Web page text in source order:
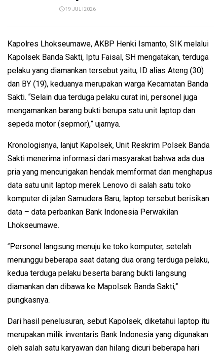
19 JULI 2026
Kapolres Lhokseumawe, AKBP Henki Ismanto, SIK melalui
Kapolsek Banda Sakti, Iptu Faisal, SH mengatakan, terduga
pelaku yang diamankan tersebut yaitu, ID alias Ateng (30)
dan BY (19), keduanya merupakan warga Kecamatan Banda
Sakti. “Selain dua terduga pelaku curat ini, personel juga
mengamankan barang bukti berupa satu unit laptop dan
sepeda motor (sepmor),” ujarnya.
Kronologisnya, lanjut Kapolsek, Unit Reskrim Polsek Banda
Sakti menerima informasi dari masyarakat bahwa ada dua
pria yang mencurigakan hendak memformat dan menghapus
data satu unit laptop merek Lenovo di salah satu toko
komputer di jalan Samudera Baru, laptop tersebut berisikan
data – data perbankan Bank Indonesia Perwakilan
Lhokseumawe.
“Personel langsung menuju ke toko komputer, setelah
menunggu beberapa saat datang dua orang terduga pelaku,
kedua terduga pelaku beserta barang bukti langsung
diamankan dan dibawa ke Mapolsek Banda Sakti,”
pungkasnya.
Dari hasil penelusuran, sebut Kapolsek, diketahui laptop itu
merupakan milik inventaris Bank Indonesia yang digunakan
oleh salah satu karyawan dan hilang dicuri beberapa hari